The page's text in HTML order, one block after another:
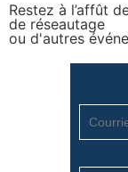
Restez à l’affût
de réseautage
ou d'autres